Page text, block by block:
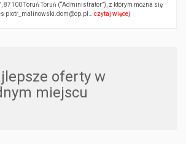
Toruń Toruń (“Administrator”), z którym można się
piotr_malinowski.dom@op.pl… czytaj więcej
oferty w
miejscu